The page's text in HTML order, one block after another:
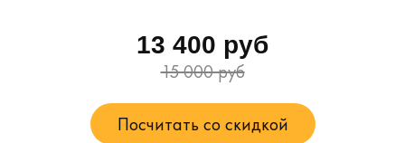
13 400 руб
15 000 руб
Посчитать со скидкой